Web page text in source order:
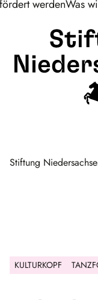
werdenWas
Stiftung
KULTURKOPF